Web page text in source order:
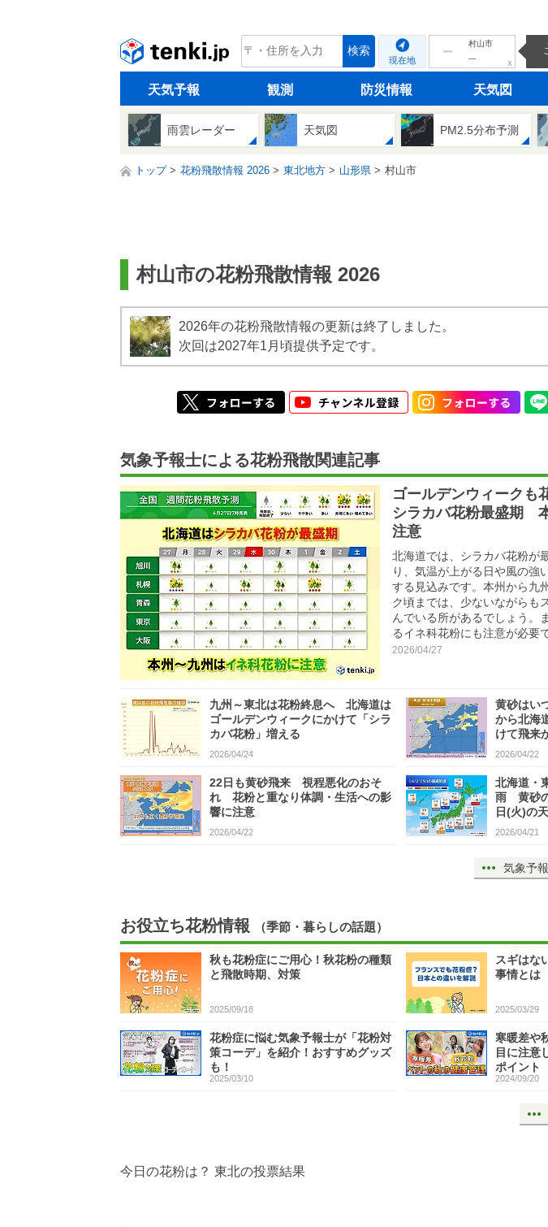
tenki.jp 検索
現在地
村山市
---
ｘ
天気予報 観測 防災情報 天気図
雨雲レーダー 天気図 PM2.5分布予測
トップ 花粉飛散情報 2026 東北地方 山形県 村山市
村山市の花粉飛散情報 2026
2026年の花粉飛散情報の更新は終了しました。
次回は2027年1月頃提供予定です。
気象予報士による花粉飛散関連記事
ゴールデンウィーク
シラカバ花粉最盛期
注意
北海道では、シラカバ花粉が
り、気温が上がる日や風の強
する見込みです。本州から九
ク頃までは、少ないながらも
んでいる所があるでしょう。
るイネ科花粉にも注意が必要
2026/04/27
九州～東北は花粉終息へ 北海道は
ゴールデンウィークにかけて「シラ
カバ花粉」増える
2026/04/24
黄砂はい
から北海
けて飛来
2026/04/22
22日も黄砂飛来 視程悪化のおそ
れ 花粉と重なり体調・生活への影
響に注意
2026/04/22
北海道・
雨 黄砂
日(火)の
2026/04/21
気象予
お役立ち花粉情報 （季節・暮らしの話題）
秋も花粉症にご用心！秋花粉の種類
と飛散時期、対策
2025/09/18
スギはな
事情とは
2025/03/29
花粉症に悩む気象予報士が「花粉対
策コーデ」を紹介！おすすめグッズ
も！
2025/03/10
寒暖差や
目に注意
ポイント
2024/09/20
今日の花粉は？ 東北の投票結果